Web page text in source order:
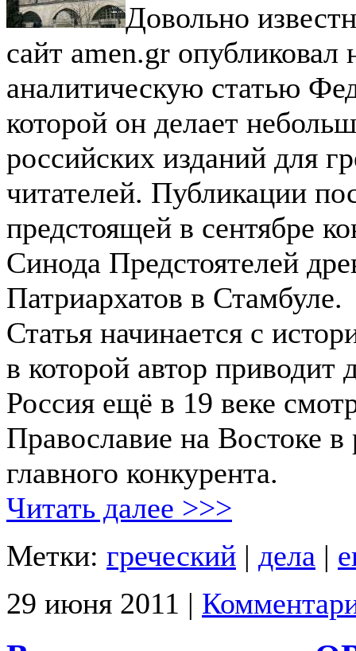
Довольно
сайт amen.gr
аналитическую статью
которой он делает
российских изданий для
читателей. Публикации
предстоящей в сентябре
Синода Предстоятелей
Патриархатов в Стамбуле.
Статья начинается с
в которой автор приводит
Россия ещё в 19 веке
Православие на Востоке в
главного конкурента.
Читать далее >>>
Метки: греческий | дела |
29 июня 2011 |